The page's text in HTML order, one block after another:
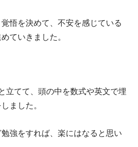
悟を決めて、不安を感じている
ていきました。
立てて、頭の中を数式や英文で埋
ました。
強をすれば、楽にはなると思い